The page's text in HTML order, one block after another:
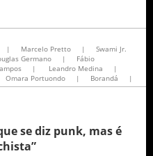
| Marcelo Pretto |
Swami Jr.
Germano |
Fábio
| Leandro Medina
|
Omara Portuondo | Borandá |
se diz punk, mas é